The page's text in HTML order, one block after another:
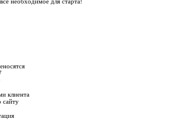
все что захотите.
создадут решение под
–
свыше 100 различных решений на битриксе